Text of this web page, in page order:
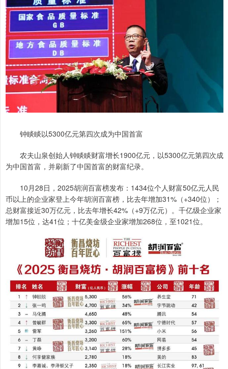
钟睒睒以5300亿元第四次成为中国首富
农夫山泉创始人钟睒睒财富增长1900亿元，以5300亿元第四次成
为中国首富，并刷新了中国首富的财富纪录。
10月28日，2025胡润百富榜发布：1434位个人财富50亿元人民
币以上的企业家登上今年胡润百富榜，比去年增加31%（+340位）；
总财富接近30万亿元，比去年增长42%（+9万亿元）。千亿级企业家
增加15位，达41位；十亿美金级企业家增加268位，至1021位。